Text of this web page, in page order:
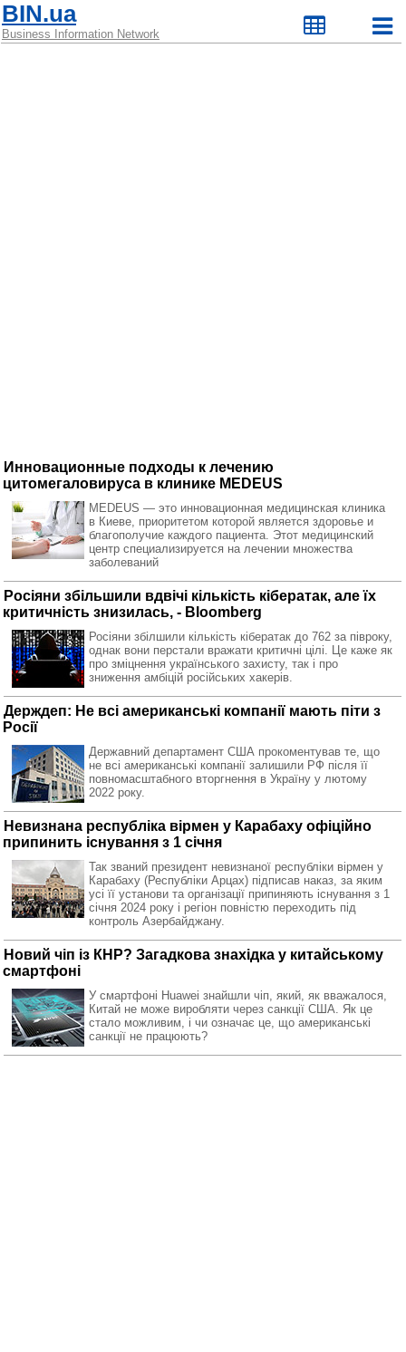
BIN.ua
Business Information Network
Инновационные подходы к лечению
цитомегаловируса в клинике MEDEUS
MEDEUS — это инновационная медицинская клиника
в Киеве, приоритетом которой является здоровье и
благополучие каждого пациента. Этот медицинский
центр специализируется на лечении множества
заболеваний
Росіяни збільшили вдвічі кількість кібератак, але їх
критичність знизилась, - Bloomberg
Росіяни збілшили кількість кібератак до 762 за півроку,
однак вони перстали вражати критичні цілі. Це каже як
про зміцнення українського захисту, так і про
зниження амбіцій російських хакерів.
Держдеп: Не всі американські компанії мають піти з
Росії
Державний департамент США прокоментував те, що
не всі американські компанії залишили РФ після її
повномасштабного вторгнення в Україну у лютому
2022 року.
Невизнана республіка вірмен у Карабаху офіційно
припинить існування з 1 січня
Так званий президент невизнаної республіки вірмен у
Карабаху (Республіки Арцах) підписав наказ, за яким
усі її установи та організації припиняють існування з 1
січня 2024 року і регіон повністю переходить під
контроль Азербайджану.
Новий чіп із КНР? Загадкова знахідка у китайському
смартфоні
У смартфоні Huawei знайшли чіп, який, як вважалося,
Китай не може виробляти через санкції США. Як це
стало можливим, і чи означає це, що американські
санкції не працюють?